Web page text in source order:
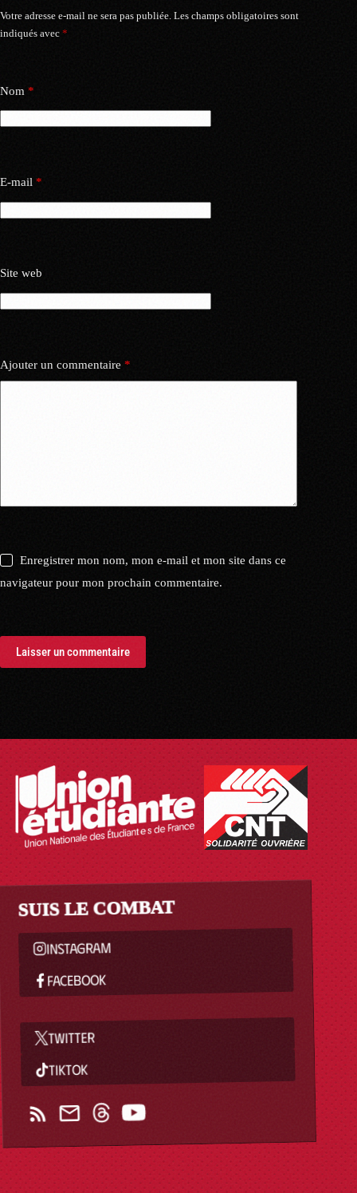
Votre adresse e-mail ne sera pas publiée. Les champs obligatoires sont
indiqués avec *
Nom *
E-mail *
Site web
Ajouter un commentaire *
Enregistrer mon nom, mon e-mail et mon site dans ce
navigateur pour mon prochain commentaire.
Laisser un commentaire
SUIS LE COMBAT
INSTAGRAM
FACEBOOK
TWITTER
TIKTOK